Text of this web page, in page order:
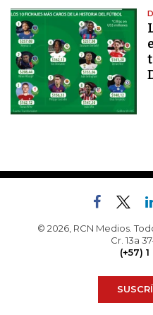
© 2026, RCN Medios.
Cr. 13a
(+57)